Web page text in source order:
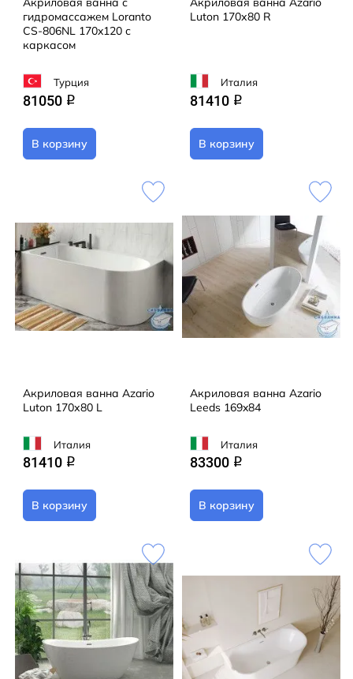
гидромассажем Loranto
CS-806NL 170x120 с
каркасом
Турция
81050 q
В корзину
Luton 170х80 R
Италия
81410 q
В корзину
Акриловая ванна Azario
Luton 170х80 L
Италия
81410 q
В корзину
Акриловая ванна Azario
Leeds 169x84
Италия
83300 q
В корзину